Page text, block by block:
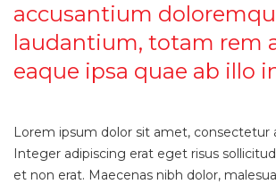
accusantium
laudantium, totam rem
eaque ipsa quae ab illo
Lorem ipsum dolor sit amet, consectetur
Integer adipiscing erat eget risus
et non erat. Maecenas nibh dolor,